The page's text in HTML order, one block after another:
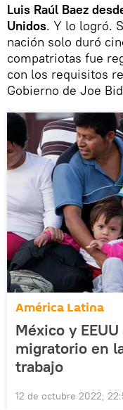
Luis Raúl Baez
Unidos. Y lo logró.
nación solo duró
compatriotas fue
con los requisitos
Gobierno de Joe
América Latina
México y
migratorio en
trabajo
12 de octubre 2022,